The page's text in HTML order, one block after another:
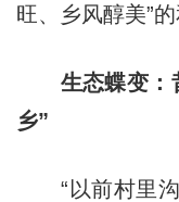
旺、乡风醇美”
生态蝶变：
乡”
“以前村里沟